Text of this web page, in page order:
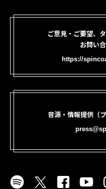
ご意見・ご要望、
お問い
https://
音源・情報提供（